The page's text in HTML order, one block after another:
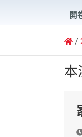
開
本